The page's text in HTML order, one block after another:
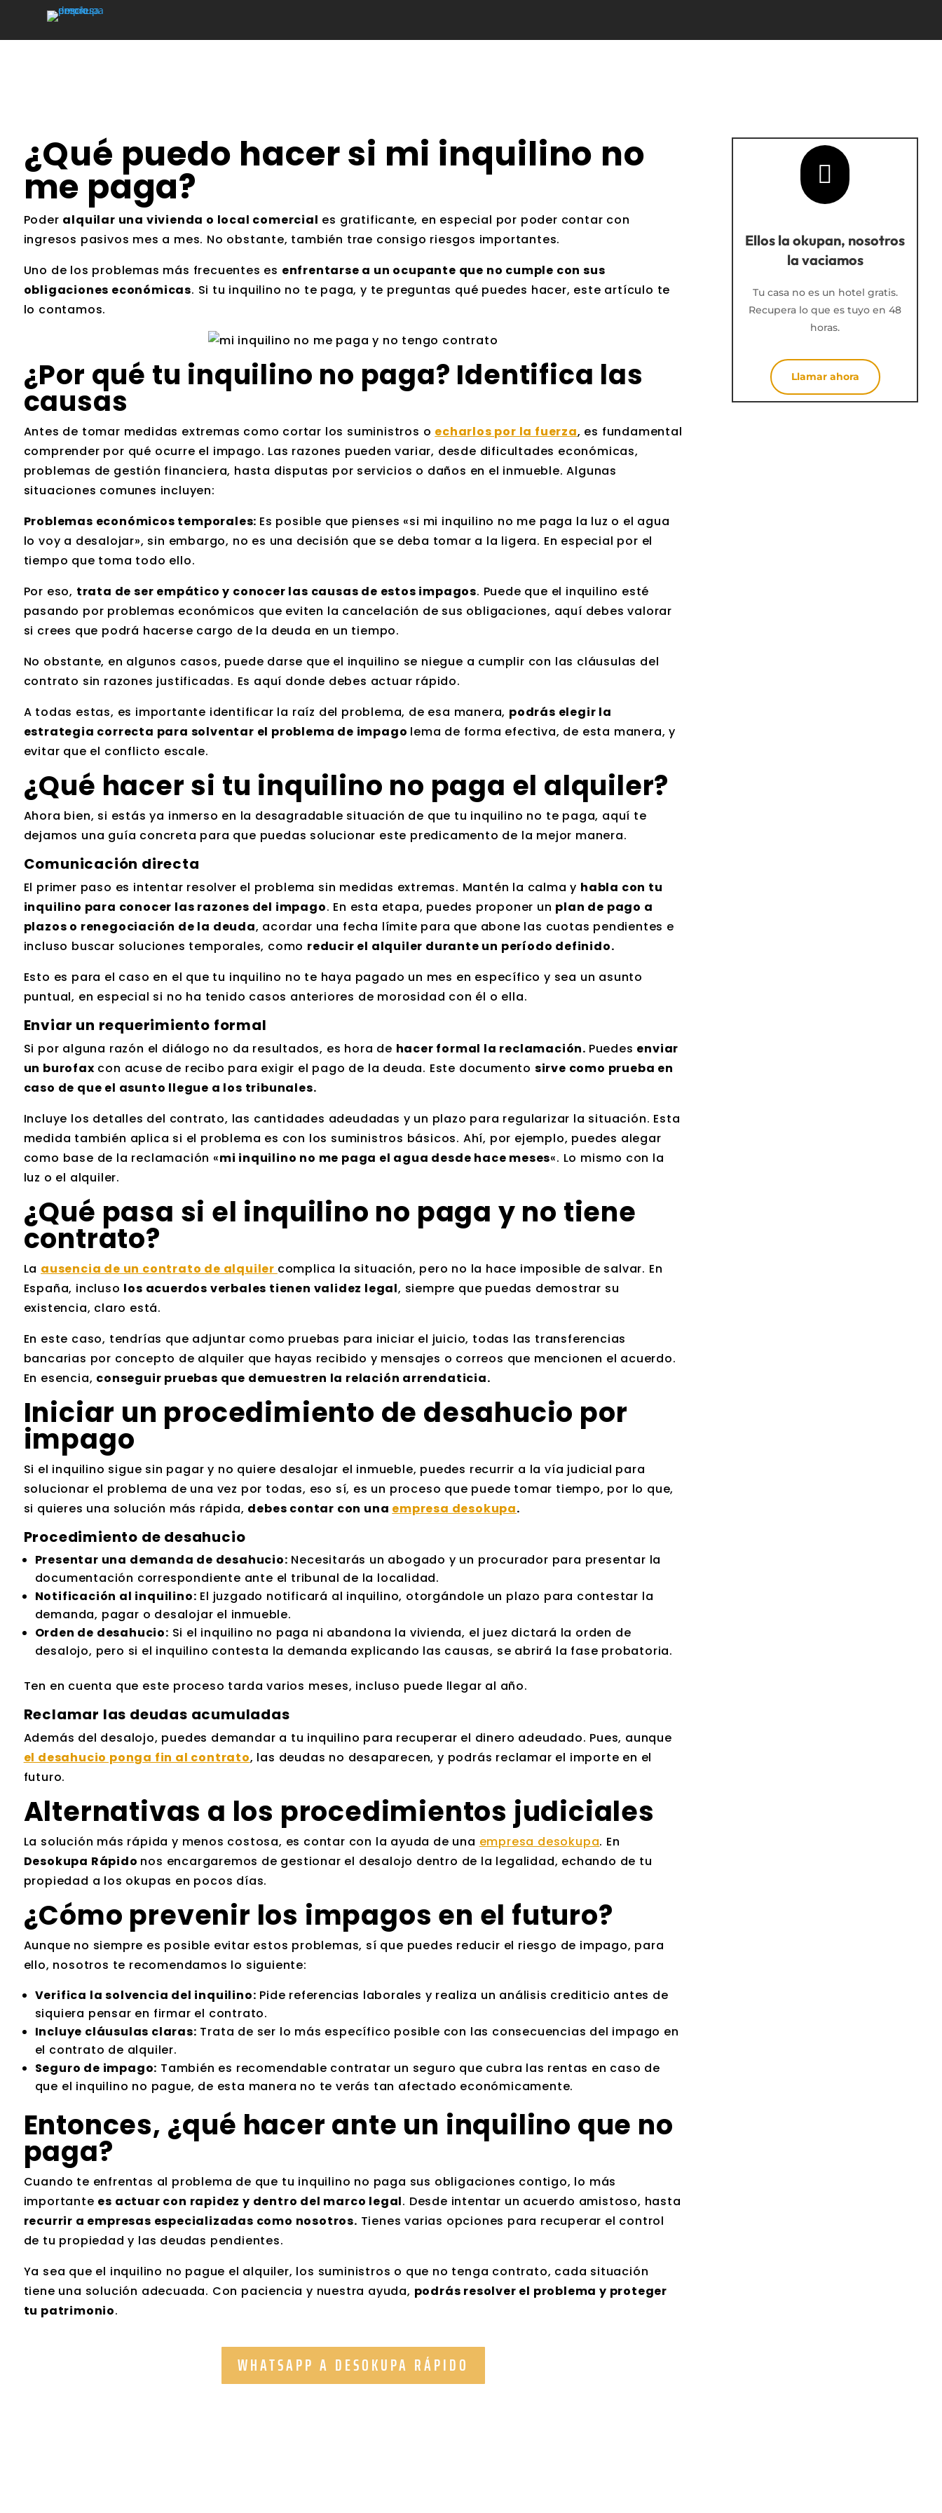
¿Qué puedo hacer si mi inquilino no
me paga?
Poder alquilar una vivienda o local comercial es gratificante, en especial por poder contar con
ingresos pasivos mes a mes. No obstante, también trae consigo riesgos importantes.
Uno de los problemas más frecuentes es enfrentarse a un ocupante que no cumple con sus
obligaciones económicas. Si tu inquilino no te paga, y te preguntas qué puedes hacer, este artículo te
lo contamos.
¿Por qué tu inquilino no paga? Identifica las
causas
Antes de tomar medidas extremas como cortar los suministros o echarlos por la fuerza, es fundamental
comprender por qué ocurre el impago. Las razones pueden variar, desde dificultades económicas,
problemas de gestión financiera, hasta disputas por servicios o daños en el inmueble. Algunas
situaciones comunes incluyen:
Problemas económicos temporales: Es posible que pienses «si mi inquilino no me paga la luz o el agua
lo voy a desalojar», sin embargo, no es una decisión que se deba tomar a la ligera. En especial por el
tiempo que toma todo ello.
Por eso, trata de ser empático y conocer las causas de estos impagos. Puede que el inquilino esté
pasando por problemas económicos que eviten la cancelación de sus obligaciones, aquí debes valorar
si crees que podrá hacerse cargo de la deuda en un tiempo.
No obstante, en algunos casos, puede darse que el inquilino se niegue a cumplir con las cláusulas del
contrato sin razones justificadas. Es aquí donde debes actuar rápido.
A todas estas, es importante identificar la raíz del problema, de esa manera, podrás elegir la
estrategia correcta para solventar el problema de impago lema de forma efectiva, de esta manera, y
evitar que el conflicto escale.
¿Qué hacer si tu inquilino no paga el alquiler?
Ahora bien, si estás ya inmerso en la desagradable situación de que tu inquilino no te paga, aquí te
dejamos una guía concreta para que puedas solucionar este predicamento de la mejor manera.
Comunicación directa
El primer paso es intentar resolver el problema sin medidas extremas. Mantén la calma y habla con tu
inquilino para conocer las razones del impago. En esta etapa, puedes proponer un plan de pago a
plazos o renegociación de la deuda, acordar una fecha límite para que abone las cuotas pendientes e
incluso buscar soluciones temporales, como reducir el alquiler durante un período definido.
Esto es para el caso en el que tu inquilino no te haya pagado un mes en específico y sea un asunto
puntual, en especial si no ha tenido casos anteriores de morosidad con él o ella.
Enviar un requerimiento formal
Si por alguna razón el diálogo no da resultados, es hora de hacer formal la reclamación. Puedes enviar
un burofax con acuse de recibo para exigir el pago de la deuda. Este documento sirve como prueba en
caso de que el asunto llegue a los tribunales.
Incluye los detalles del contrato, las cantidades adeudadas y un plazo para regularizar la situación. Esta
medida también aplica si el problema es con los suministros básicos. Ahí, por ejemplo, puedes alegar
como base de la reclamación «mi inquilino no me paga el agua desde hace meses«. Lo mismo con la
luz o el alquiler.
¿Qué pasa si el inquilino no paga y no tiene
contrato?
La ausencia de un contrato de alquiler complica la situación, pero no la hace imposible de salvar. En
España, incluso los acuerdos verbales tienen validez legal, siempre que puedas demostrar su
existencia, claro está.
En este caso, tendrías que adjuntar como pruebas para iniciar el juicio, todas las transferencias
bancarias por concepto de alquiler que hayas recibido y mensajes o correos que mencionen el acuerdo.
En esencia, conseguir pruebas que demuestren la relación arrendaticia.
Iniciar un procedimiento de desahucio por
impago
Si el inquilino sigue sin pagar y no quiere desalojar el inmueble, puedes recurrir a la vía judicial para
solucionar el problema de una vez por todas, eso sí, es un proceso que puede tomar tiempo, por lo que,
si quieres una solución más rápida, debes contar con una empresa desokupa.
Procedimiento de desahucio
Presentar una demanda de desahucio: Necesitarás un abogado y un procurador para presentar la
documentación correspondiente ante el tribunal de la localidad.
Notificación al inquilino: El juzgado notificará al inquilino, otorgándole un plazo para contestar la
demanda, pagar o desalojar el inmueble.
Orden de desahucio: Si el inquilino no paga ni abandona la vivienda, el juez dictará la orden de
desalojo, pero si el inquilino contesta la demanda explicando las causas, se abrirá la fase probatoria.
Ten en cuenta que este proceso tarda varios meses, incluso puede llegar al año.
Reclamar las deudas acumuladas
Además del desalojo, puedes demandar a tu inquilino para recuperar el dinero adeudado. Pues, aunque
el desahucio ponga fin al contrato, las deudas no desaparecen, y podrás reclamar el importe en el
futuro.
Alternativas a los procedimientos judiciales
La solución más rápida y menos costosa, es contar con la ayuda de una empresa desokupa. En
Desokupa Rápido nos encargaremos de gestionar el desalojo dentro de la legalidad, echando de tu
propiedad a los okupas en pocos días.
¿Cómo prevenir los impagos en el futuro?
Aunque no siempre es posible evitar estos problemas, sí que puedes reducir el riesgo de impago, para
ello, nosotros te recomendamos lo siguiente:
Verifica la solvencia del inquilino: Pide referencias laborales y realiza un análisis crediticio antes de
siquiera pensar en firmar el contrato.
Incluye cláusulas claras: Trata de ser lo más específico posible con las consecuencias del impago en
el contrato de alquiler.
Seguro de impago: También es recomendable contratar un seguro que cubra las rentas en caso de
que el inquilino no pague, de esta manera no te verás tan afectado económicamente.
Entonces, ¿qué hacer ante un inquilino que no
paga?
Cuando te enfrentas al problema de que tu inquilino no paga sus obligaciones contigo, lo más
importante es actuar con rapidez y dentro del marco legal. Desde intentar un acuerdo amistoso, hasta
recurrir a empresas especializadas como nosotros. Tienes varias opciones para recuperar el control
de tu propiedad y las deudas pendientes.
Ya sea que el inquilino no pague el alquiler, los suministros o que no tenga contrato, cada situación
tiene una solución adecuada. Con paciencia y nuestra ayuda, podrás resolver el problema y proteger
tu patrimonio.
WHATSAPP A DESOKUPA RÁPIDO

Ellos la okupan, nosotros
la vaciamos
Tu casa no es un hotel gratis.
Recupera lo que es tuyo en 48
horas.
Llamar ahora